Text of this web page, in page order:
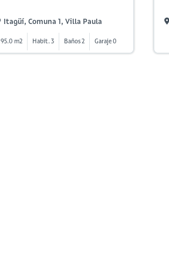
Itagüí, Comuna 1, Villa Paula
95.0 m2 Habit. 3 Baños 2 Garaje 0